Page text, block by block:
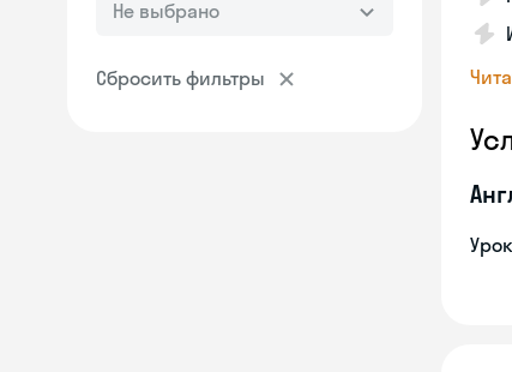
Не выбрано
Сбросить фильтры